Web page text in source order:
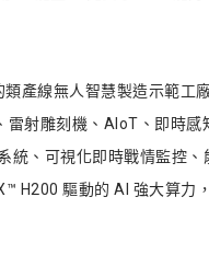
產線無人智慧製造示範工
射雕刻機、AIoT、即時感
、可視化即時戰情監控
H200 驅動的 AI 強大算